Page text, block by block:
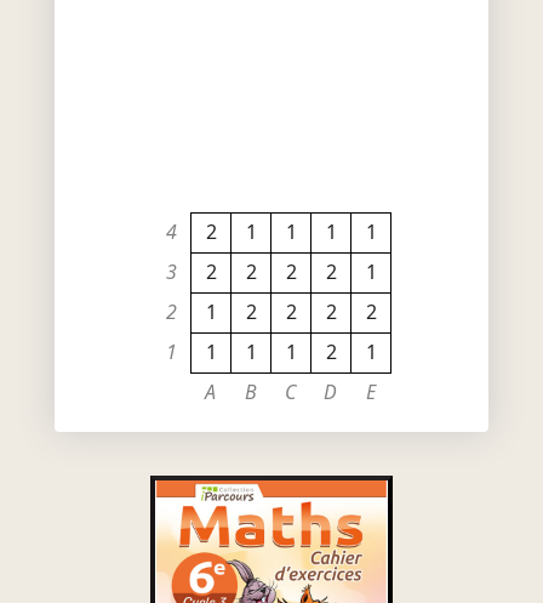
4 2 1 1 1
1
3
2 2 2 2
1
2
1 2 2 2
2
1
1 1 1 2
1
A
B C D E